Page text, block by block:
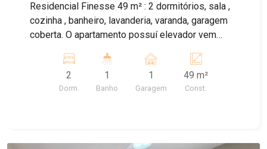
Residencial Finesse 49 m² : 2 dormitórios, sala ,
cozinha , banheiro, lavanderia, varanda, garagem
coberta. O apartamento possuí elevador vem
e ar condicionado. Condomínio conta com :
Quiosques para Churrasco Piscina adulto e
Infantil Quadra Poliesportiva Salão de Festas
2
Dorm.
1
Banho
1
Garagem
49 m²
Const.